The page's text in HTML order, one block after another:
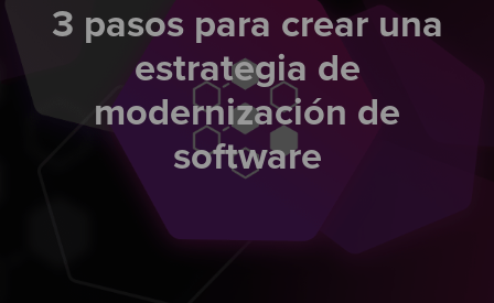
Servicios
Buenas prácticas
Sobre nosotros
3 pasos para crear una
estrategia de
modernización de
software